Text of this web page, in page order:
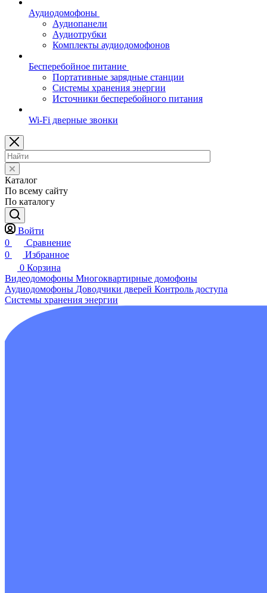
Аудиодомофоны
Аудиопанели
Аудиотрубки
Комплекты аудиодомофонов
Бесперебойное питание
Портативные зарядные станции
Системы хранения энергии
Источники бесперебойного питания
Wi-Fi дверные звонки
Каталог
По всему сайту
По каталогу
Войти
0
Сравнение
0
Избранное
0 Корзина
Видеодомофоны Многоквартирные домофоны
Аудиодомофоны Доводчики дверей Контроль доступа
Системы хранения энергии